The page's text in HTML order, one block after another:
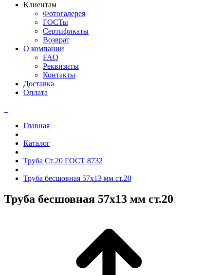
Клиентам
Фотогалерея
ГОСТы
Сертификаты
Возврат
О компании
FAQ
Реквизиты
Контакты
Доставка
Оплата
Главная
Каталог
Труба Ст.20 ГОСТ 8732
Труба бесшовная 57x13 мм ст.20
Труба бесшовная 57x13 мм ст.20